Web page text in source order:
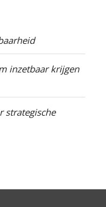
inzetbaar krijgen
strategische